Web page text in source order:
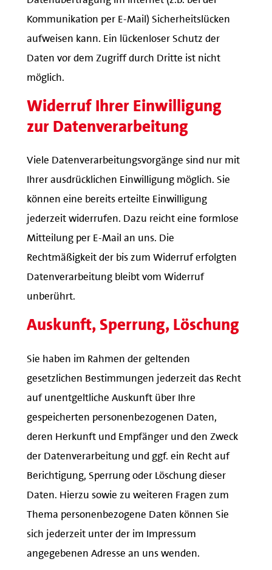
Kommunikation per E-Mail) Sicherheitslücken
aufweisen kann. Ein lückenloser Schutz der
Daten vor dem Zugriff durch Dritte ist nicht
möglich.
Widerruf Ihrer Einwilligung
zur Datenverarbeitung
Viele Datenverarbeitungsvorgänge sind nur mit
Ihrer ausdrücklichen Einwilligung möglich. Sie
können eine bereits erteilte Einwilligung
jederzeit widerrufen. Dazu reicht eine formlose
Mitteilung per E-Mail an uns. Die
Rechtmäßigkeit der bis zum Widerruf erfolgten
Datenverarbeitung bleibt vom Widerruf
unberührt.
Auskunft, Sperrung, Löschung
Sie haben im Rahmen der geltenden
gesetzlichen Bestimmungen jederzeit das Recht
auf unentgeltliche Auskunft über Ihre
gespeicherten personenbezogenen Daten,
deren Herkunft und Empfänger und den Zweck
der Datenverarbeitung und ggf. ein Recht auf
Berichtigung, Sperrung oder Löschung dieser
Daten. Hierzu sowie zu weiteren Fragen zum
Thema personenbezogene Daten können Sie
sich jederzeit unter der im Impressum
angegebenen Adresse an uns wenden.